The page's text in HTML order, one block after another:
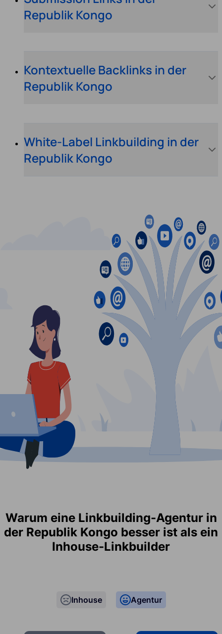
Republik Kongo
Kontextuelle Backlinks in der
Republik Kongo
White-Label Linkbuilding in der
Republik Kongo
Warum eine Linkbuilding-Agentur in
der Republik Kongo besser ist als ein
Inhouse-Linkbuilder
Inhouse Agentur